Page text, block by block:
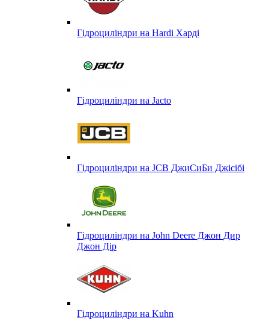
Гідроциліндри на Hardi Харді
Гідроциліндри на Jacto
Гідроциліндри на JCB ДжиСиБи Джісібі
Гідроциліндри на John Deere Джон Дир
Джон Дір
Гідроциліндри на Kuhn